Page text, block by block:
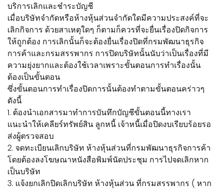
บริการเลิกและชำระบัญชี
เมื่อบริษัทจำกัดหรือห้างหุ้นส่วนจำกัดใดมีความประสงค์ที่จะ
เลิกกิจการ ด้วยสาเหตุใดๆ ก็ตามก็ควรที่จะยื่นเรื่องปิดกิจการ
ให้ถูกต้อง การเลิกนั้นก็จะต้องยื่นเรื่องปิดที่กรมพัฒนาธุรกิจ
การค้าและกรมสรรพากร การปิดบริษัทนั้นนับว่าเป็นเรื่องที่มี
ความยุ่งยากและต้องใช้เวลาเพราะขั้นตอนการทำเรื่องนั้น
ต้องเป็นขั้นตอน
ซึ่งขั้นตอนการทำเรื่องปิดการนั้นต้องทำตามขั้นตอนคร่าวๆ
ดังนี้
1. ต้องนำเอกสารมาทำการบันทึกบัญชีขั้นตอนนี้ทางเรา
แนะนำให้เคลียร์ทรัพย์สิน ลูกหนี้ เจ้าหนี้เมื่อปิดงบเรียบร้อยรอ
ส่งผู้ตรวจสอบ
2. จดทะเบียนเลิกบริษัท ห้างหุ้นส่วนที่กรมพัฒนาธุรกิจการค้า
โดยต้องลงโฆษณาหนังสือพิมพ์นัดประชุม การไปจดเลิกหาก
เป็นบริษัท
3. แจ้งยกเลิกปิดเลิกบริษัท ห้างหุ้นส่วน ที่กรมสรรพากร ( หาก